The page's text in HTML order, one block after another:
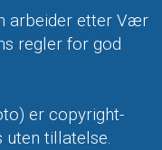
arbeider etter Vær
regler for god
er copyright-
uten tillatelse.